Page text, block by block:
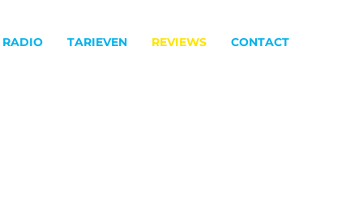
RADIO TARIEVEN REVIEWS CONTACT